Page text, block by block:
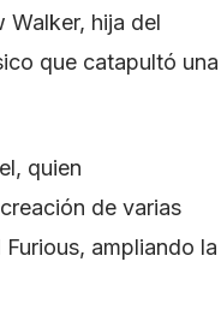
hija del
que catapultó una
quien
de varias
ampliando la